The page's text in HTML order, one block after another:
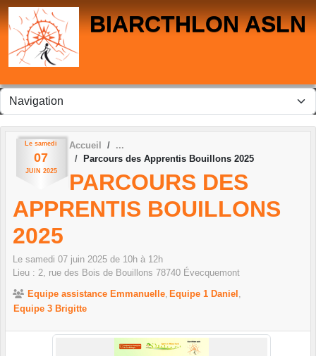
BIARCTHLON ASLN
Le samedi
07
JUIN 2025
Accueil
Parcours des Apprentis Bouillons 2025
PARCOURS DES
APPRENTIS BOUILLONS
2025
Le samedi 07 juin 2025 de 10h à 12h
Lieu : 2, rue des Bois de Bouillons 78740 Évecquemont
Equipe assistance Emmanuelle Equipe 1 Daniel
Equipe 3 Brigitte
Panneau de gestion des cookies